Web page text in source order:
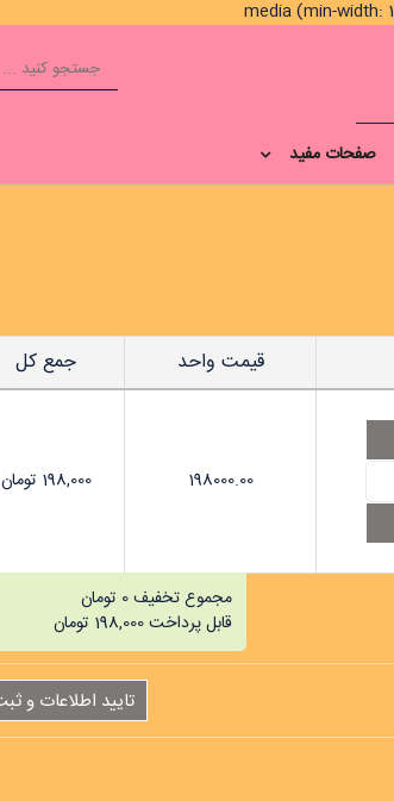
صفحات مفید
قیمت واحد جمع کل
198000.00
198,000 تومان
مجموع تخفیف0 تومان
قابل پرداخت198,000 تومان